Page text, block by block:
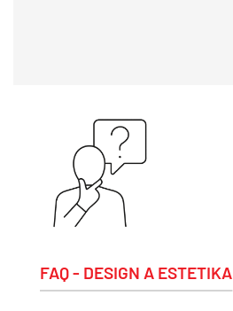
FAQ - DESIGN A ESTETIKA